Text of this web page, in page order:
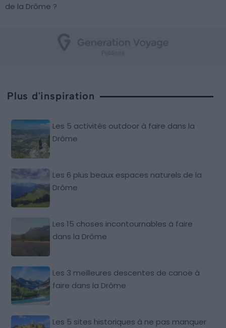
de la Drôme ?
Plus d'inspiration
Les 5 activités outdoor à faire dans la
Drôme
Les 6 plus beaux espaces naturels de la
Drôme
Les 15 choses incontournables à faire
dans la Drôme
Les 3 meilleures descentes de canoë à
faire dans la Drôme
Les 5 sites historiques à ne pas manquer